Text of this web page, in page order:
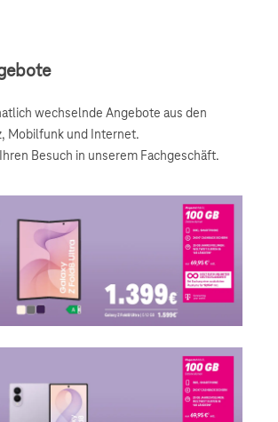
wechselnde Angebote aus den
Mobilfunk und Internet.
Besuch in unserem Fachgeschäft.